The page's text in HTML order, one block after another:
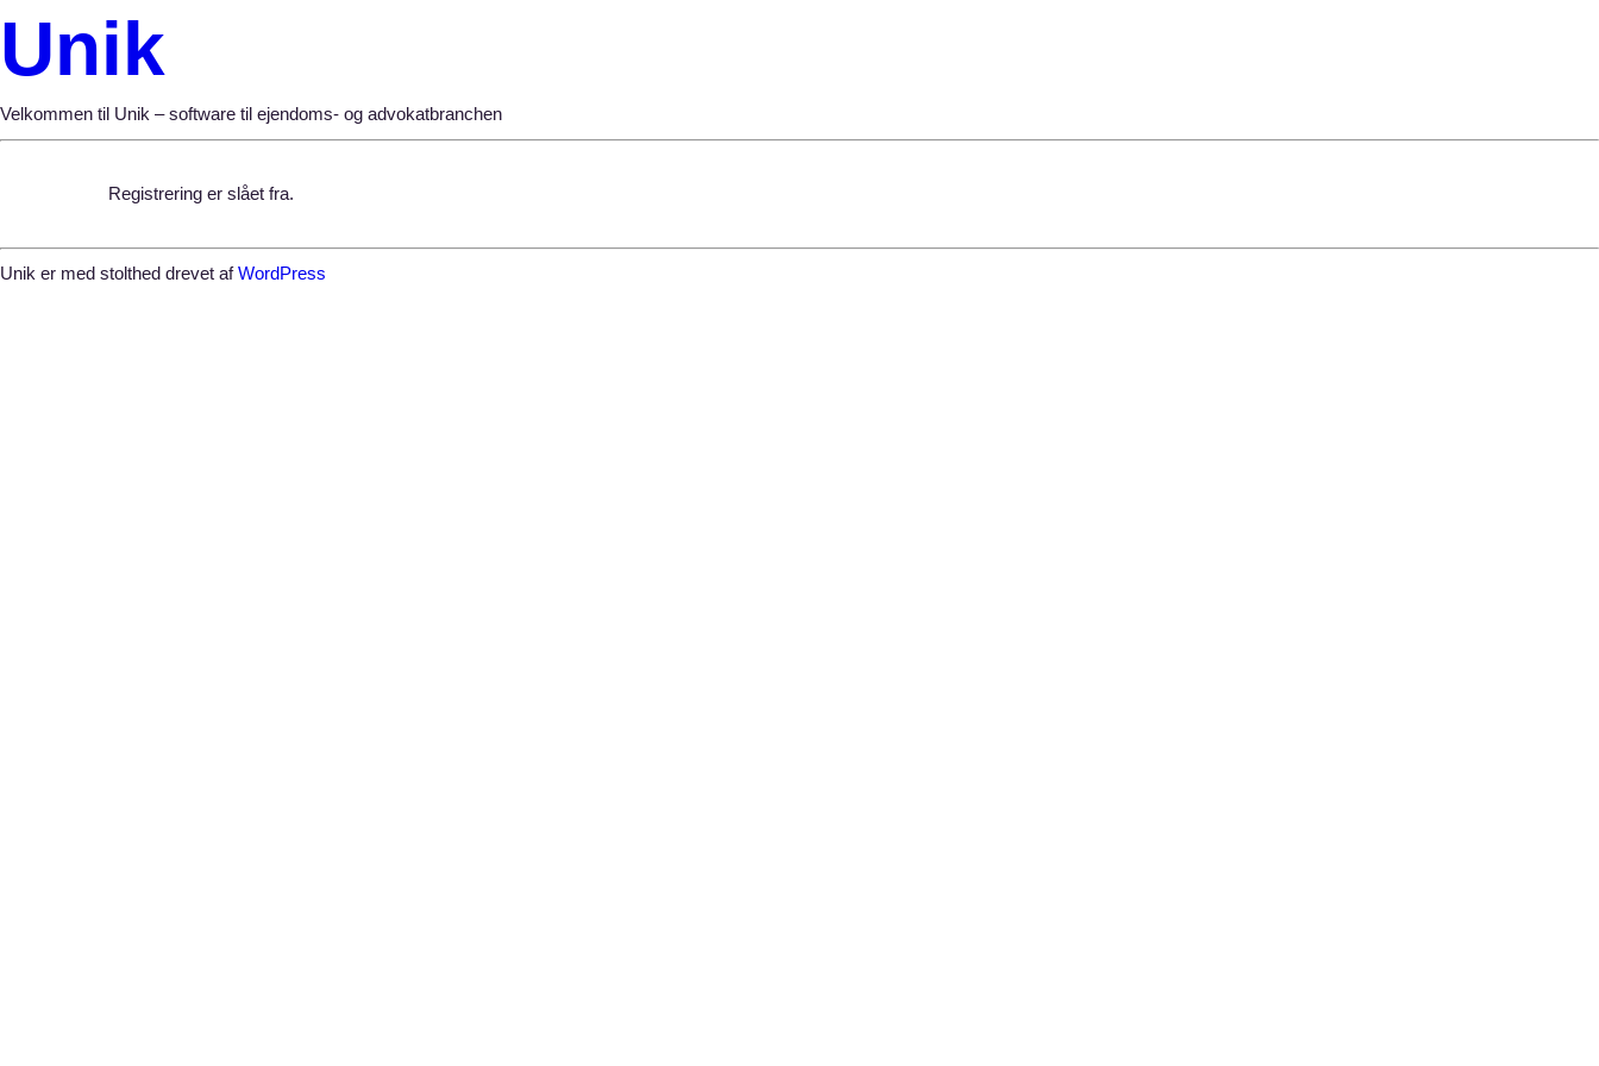
Unik
Velkommen til Unik – software til ejendoms- og advokatbranchen
Registrering er slået fra.
Unik er med stolthed drevet afWordPress